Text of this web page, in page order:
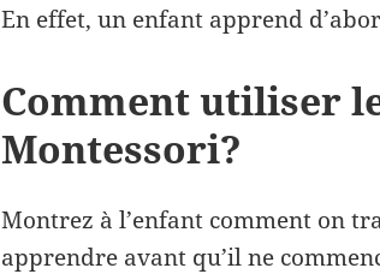
En effet, un enfant apprend
Comment utiliser
Montessori?
Montrez à l’enfant comment on
apprendre avant qu’il ne